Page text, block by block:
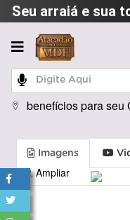
Seu arraiá e sua
benefícios para seu
Imagens
Ampliar